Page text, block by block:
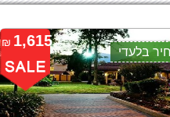
1,615
₪
בלעדי